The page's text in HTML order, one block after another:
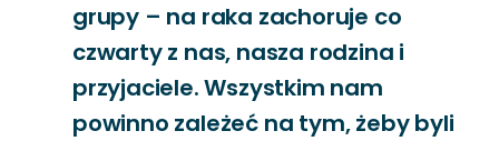
grupy – na raka zachoruje co
czwarty z nas, nasza rodzina i
przyjaciele. Wszystkim nam
powinno zależeć na tym, żeby byli